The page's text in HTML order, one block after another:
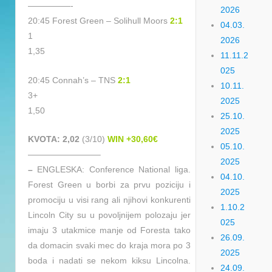
—————-
20:45 Forest Green – Solihull Moors 2:1
1
1,35
20:45 Connah’s – TNS 2:1
3+
1,50
KVOTA: 2,02 (3/10) WIN +30,60€
————————–
– ENGLESKA: Conference National liga.
Forest Green u borbi za prvu poziciju i
promociju u visi rang ali njihovi konkurenti
Lincoln City su u povoljnijem polozaju jer
imaju 3 utakmice manje od Foresta tako
da domacin svaki mec do kraja mora po 3
boda i nadati se nekom kiksu Lincolna.
2026
04.03.
2026
11.11.2
025
10.11.
2025
25.10.
2025
05.10.
2025
04.10.
2025
1.10.2
025
26.09.
2025
24.09.